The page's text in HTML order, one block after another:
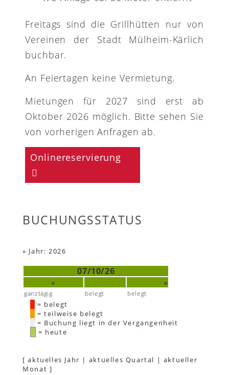
Freitags sind die Grillhütten nur von
Vereinen der Stadt Mülheim-Kärlich
buchbar.
An Feiertagen keine Vermietung.
Mietungen für 2027 sind erst ab
Oktober 2026 möglich. Bitte sehen Sie
von vorherigen Anfragen ab.
Onlinereservierung
BUCHUNGSSTATUS
» Jahr: 2026
07/10/26
«
»
ganztägig belegt belegt
= belegt
= teilweise belegt
= Buchung liegt in der Vergangenheit
= heute
[aktuelles Jahr | aktuelles Quartal | aktueller
Monat ]